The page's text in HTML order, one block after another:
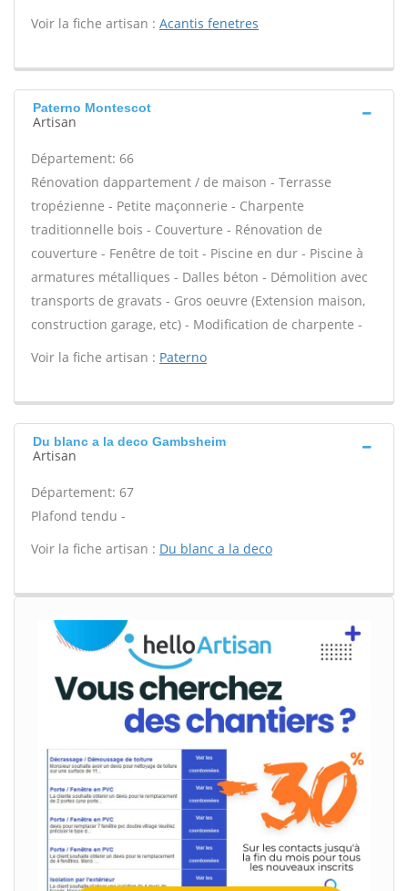
Voir la fiche artisan : Acantis fenetres
Paterno Montescot
Artisan
Département: 66
Rénovation dappartement / de maison - Terrasse
tropézienne - Petite maçonnerie - Charpente
traditionnelle bois - Couverture - Rénovation de
couverture - Fenêtre de toit - Piscine en dur - Piscine à
armatures métalliques - Dalles béton - Démolition avec
transports de gravats - Gros oeuvre (Extension maison,
construction garage, etc) - Modification de charpente -
Voir la fiche artisan : Paterno
Du blanc a la deco Gambsheim
Artisan
Département: 67
Plafond tendu -
Voir la fiche artisan : Du blanc a la deco